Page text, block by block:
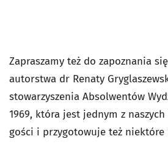
Zapraszamy też do zapoznania
autorstwa dr Renaty
stowarzyszenia Absolwentów
1969, która jest jednym z naszych
gości i przygotowuje też niektóre